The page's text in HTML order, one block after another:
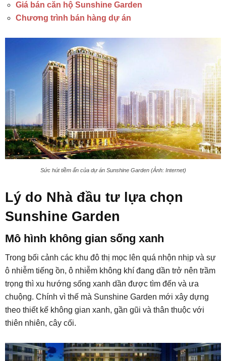
Giá bán căn hộ Sunshine Garden
Chương trình bán hàng dự án
Sức hút tiềm ẩn của dự án Sunshine Garden (Ảnh: Internet)
Lý do Nhà đầu tư lựa chọn
Sunshine Garden
Mô hình không gian sống xanh
Trong bối cảnh các khu đô thị mọc lên quá nhộn nhịp và sự
ô nhiễm tiếng ồn, ô nhiễm không khí đang dần trở nên trầm
trọng thì xu hướng sống xanh dần được tìm đến và ưa
chuộng. Chính vì thế mà Sunshine Garden mới xây dựng
theo thiết kế không gian xanh, gần gũi và thân thuộc với
thiên nhiên, cây cối.